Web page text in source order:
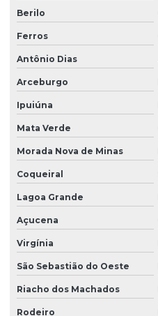
Berilo
Ferros
Antônio Dias
Arceburgo
Ipuiúna
Mata Verde
Morada Nova de Minas
Coqueiral
Lagoa Grande
Açucena
Virgínia
São Sebastião do Oeste
Riacho dos Machados
Rodeiro